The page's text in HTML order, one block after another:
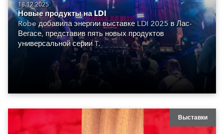
18.12.2025
Новые продукты на LDI
Robe добавила энергии выставке LDI 2025 в Лас-
Вегасе, представив пять новых продуктов
универсальной серии T.
Выставки